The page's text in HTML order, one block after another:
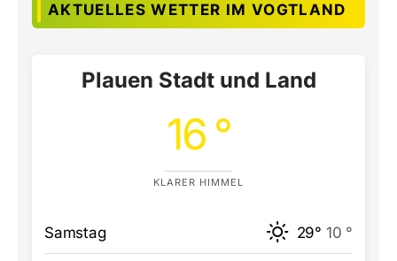
AKTUELLES WETTER IM VOGTLAND
Plauen Stadt und Land
16 °
KLARER HIMMEL
Samstag 29° 10 °